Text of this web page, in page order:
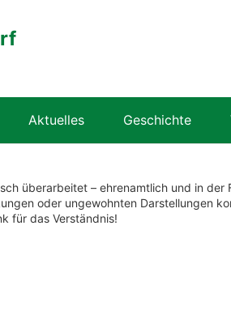
Aktuelles Geschichte
überarbeitet – ehrenamtlich und in der
oder ungewohnten Darstellungen
für das Verständnis!